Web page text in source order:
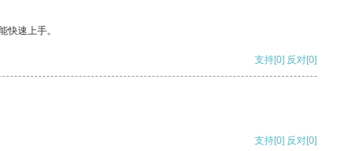
快速上手。
支持[0] 反对[0]
支持[0] 反对[0]